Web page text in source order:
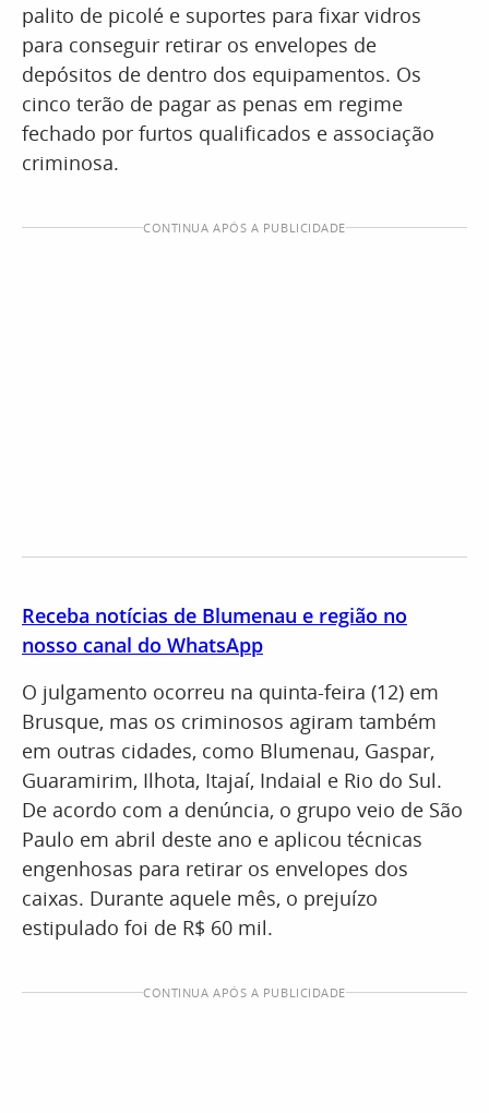
palito de picolé e suportes para fixar vidros
para conseguir retirar os envelopes de
depósitos de dentro dos equipamentos. Os
cinco terão de pagar as penas em regime
fechado por furtos qualificados e associação
criminosa.
CONTINUA APÓS A PUBLICIDADE
Receba notícias de Blumenau e região no
nosso canal do WhatsApp
O julgamento ocorreu na quinta-feira (12) em
Brusque, mas os criminosos agiram também
em outras cidades, como Blumenau, Gaspar,
Guaramirim, Ilhota, Itajaí, Indaial e Rio do Sul.
De acordo com a denúncia, o grupo veio de São
Paulo em abril deste ano e aplicou técnicas
engenhosas para retirar os envelopes dos
caixas. Durante aquele mês, o prejuízo
estipulado foi de R$ 60 mil.
CONTINUA APÓS A PUBLICIDADE